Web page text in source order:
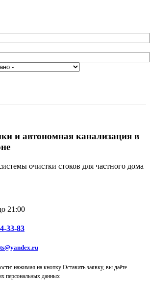
и автономная канализация в
очистки стоков для частного дома
21:00
33-83
нажимая на кнопку Оставить заявку, вы даёте
персональных данных